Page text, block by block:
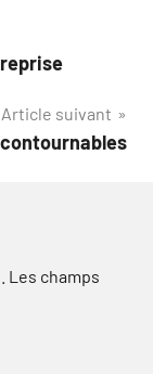
Article suivant
Les champs